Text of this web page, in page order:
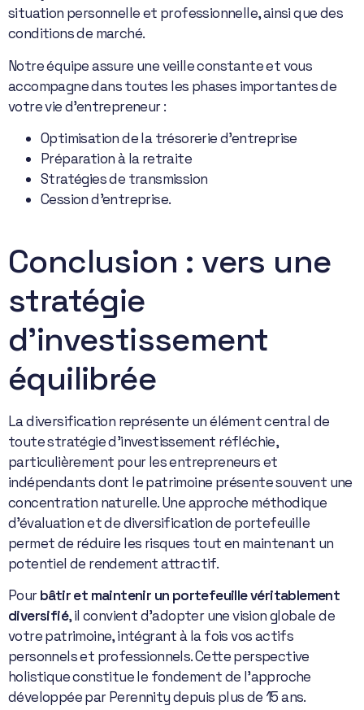
situation personnelle et professionnelle, ainsi que des
conditions de marché.
Notre équipe assure une veille constante et vous
accompagne dans toutes les phases importantes de
votre vie d’entrepreneur :
Optimisation de la trésorerie d’entreprise
Préparation à la retraite
Stratégies de transmission
Cession d’entreprise.
Conclusion : vers une
stratégie
d’investissement
équilibrée
La diversification représente un élément central de
toute stratégie d’investissement réfléchie,
particulièrement pour les entrepreneurs et
indépendants dont le patrimoine présente souvent une
concentration naturelle. Une approche méthodique
d’évaluation et de diversification de portefeuille
permet de réduire les risques tout en maintenant un
potentiel de rendement attractif.
Pourbâtir et maintenir un portefeuille véritablement
diversifié, il convient d’adopter une vision globale de
votre patrimoine, intégrant à la fois vos actifs
personnels et professionnels. Cette perspective
holistique constitue le fondement de l’approche
développée par Perennity depuis plus de 15 ans.